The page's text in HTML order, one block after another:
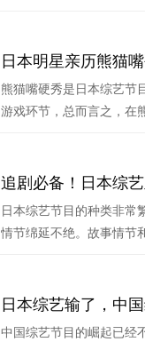
熊猫嘴硬秀是日本综艺节
游戏环节，总而言之，在
日本综艺节目的种类非常
情节绵延不绝。故事情节
中国综艺节目的崛起已经